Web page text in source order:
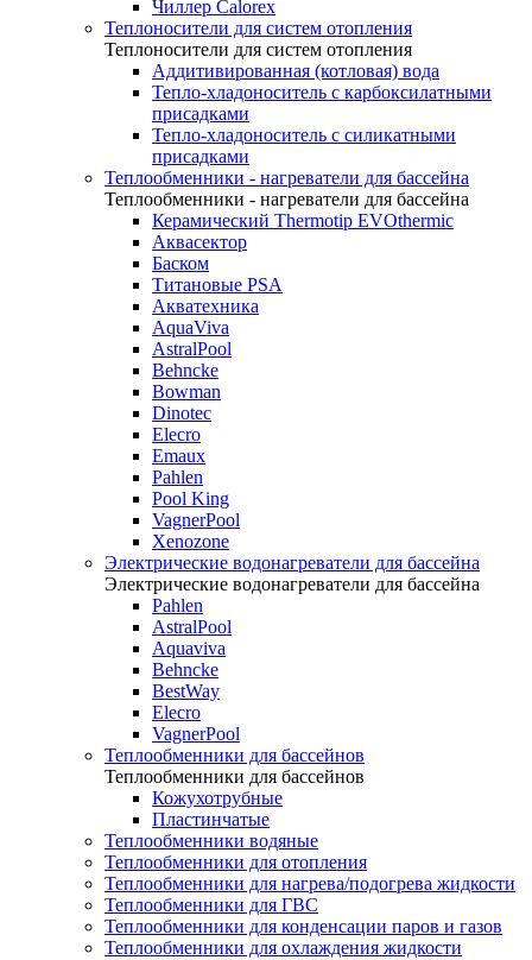
Чиллер Calorex
Теплоносители для систем отопления
Теплоносители для систем отопления
Аддитивированная (котловая) вода
Тепло-хладоноситель с карбоксилатными
присадками
Тепло-хладоноситель с силикатными
присадками
Теплообменники - нагреватели для бассейна
Теплообменники - нагреватели для бассейна
Керамический Thermotip EVOthermic
Аквасектор
Баском
Титановые PSA
Акватехника
AquaViva
AstralPool
Behncke
Bowman
Dinotec
Elecro
Emaux
Pahlen
Pool King
VagnerPool
Xenozone
Электрические водонагреватели для бассейна
Электрические водонагреватели для бассейна
Pahlen
AstralPool
Aquaviva
Behncke
BestWay
Elecro
VagnerPool
Теплообменники для бассейнов
Теплообменники для бассейнов
Кожухотрубные
Пластинчатые
Теплообменники водяные
Теплообменники для отопления
Теплообменники для нагрева/подогрева жидкости
Теплообменники для ГВС
Теплообменники для конденсации паров и газов
Теплообменники для охлаждения жидкости